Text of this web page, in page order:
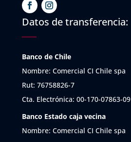
Datos de transferencia:
Banco de Chile
Nombre: Comercial CI Chile spa
Rut: 76758826-7
Cta. Electrónica: 00-170-07863-09
Banco Estado caja vecina
Nombre: Comercial CI Chile spa